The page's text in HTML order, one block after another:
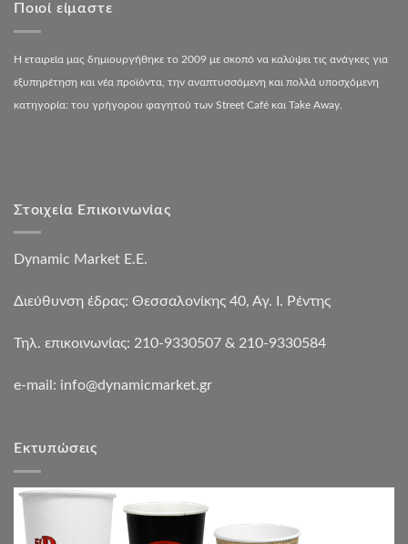
Ποιοί είμαστε
Η εταιρεία μας δημιουργήθηκε το 2009 με σκοπό να καλύψει τις ανάγκες για
εξυπηρέτηση και νέα προϊόντα, την αναπτυσσόμενη και πολλά υποσχόμενη
κατηγορία: του γρήγορου φαγητού των Street Café και Take Away.
Στοιχεία Επικοινωνίας
Dynamic Market Ε.Ε.
Διεύθυνση έδρας: Θεσσαλονίκης 40, Αγ. Ι. Ρέντης
Τηλ. επικοινωνίας: 210-9330507 & 210-9330584
e-mail: info@dynamicmarket.gr
Εκτυπώσεις